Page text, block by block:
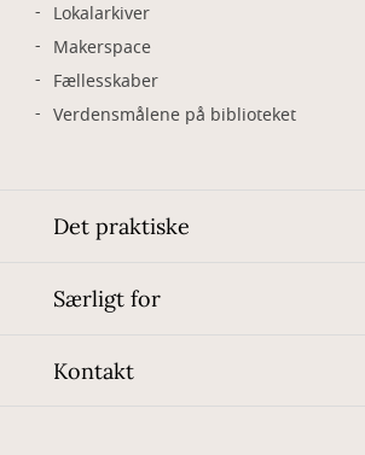
Lokalarkiver
Makerspace
Fællesskaber
Verdensmålene på biblioteket
Det praktiske
Særligt for
Kontakt